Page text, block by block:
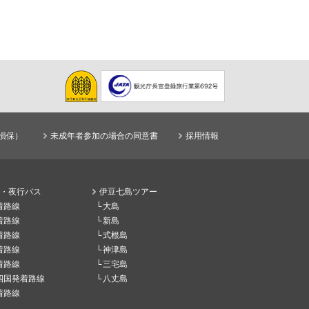
保） 未成年者参加の場合の同意書 採用情報
夜行バス
路線
路線
路線
路線
路線
国発着路線
路線
伊豆七島ツアー
大島
新島
式根島
神津島
三宅島
八丈島